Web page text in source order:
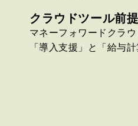
クラウドツール前
マネーフォワードクラ
「導入支援」と「給与